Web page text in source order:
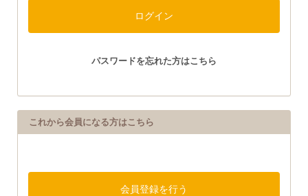
パスワードを忘れた方はこちら
これから会員になる方はこちら